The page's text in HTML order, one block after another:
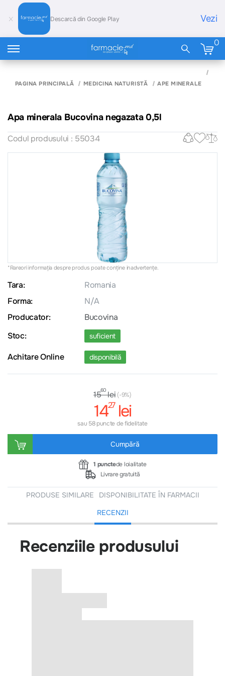
Descarcă din Google Play Vezi
0
PAGINA PRINCIPALĂ MEDICINA NATURISTĂ APE MINERALE
Apa minerala Bucovina negazata 0,5l
Codul produsului : 55034
*Rareori informația despre produs poate conţine inadvertenţe.
Tara:
Romania
Forma:
N/A
Producator:
Bucovina
Stoc:
suficient
Achitare Online disponibilă
1560 lei (-9%)
1427 lei
sau 58 puncte de fidelitate
Cumpără
1 punctede loialitate
Livrare gratuită
PRODUSE SIMILARE
DISPONIBILITATE ÎN FARMACII
RECENZII
Recenziile produsului